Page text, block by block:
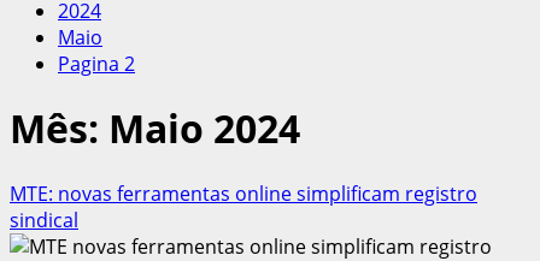
2024
Maio
Pagina 2
Mês: Maio 2024
MTE: novas ferramentas online simplificam registro
sindical